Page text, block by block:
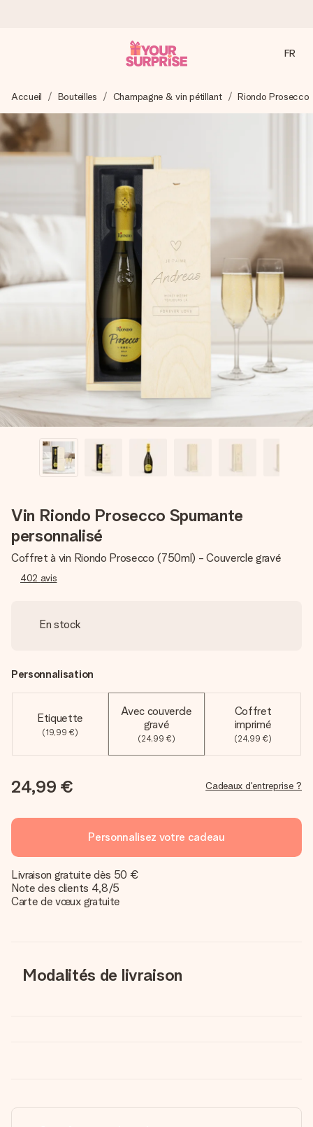
Nous préparons votre cadeau avec attention et l’envoyons
en un éclair – pour que vous puissiez l’offrir au bon moment,
quand cela compte le plus.
4,9 (sur la base de +15 000 avis)
Nos cadeaux sont appréciés. Les clients nous attribuent
une note de 4,9 sur Google Reviews (total de tous les
pays où nous sommes présents).
Carte de vœux gratuite
Créez quelque chose d’unique en quelques étapes – avec
son prénom, votre photo ou un message qui touche le cœur.
Sans complications, juste tout l’amour pour le moment idéal.
FR
Accueil Bouteilles Champagne & vin pétillant Riondo Prosecco
Vin Riondo Prosecco Spumante
personnalisé
Coffret à vin Riondo Prosecco (750ml) - Couvercle gravé
402 avis
En stock
Personnalisation
Etiquette
(19,99 €)
Avec couvercle
gravé
(24,99 €)
Coffret
imprimé
(24,99 €)
24,99 € Cadeaux d'entreprise ?
Personnalisez votre cadeau
Livraison gratuite dès 50 €
Note des clients 4,8/5
Carte de vœux gratuite
Modalités de livraison